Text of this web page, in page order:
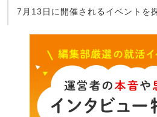
7月13日に開催されるイベントを